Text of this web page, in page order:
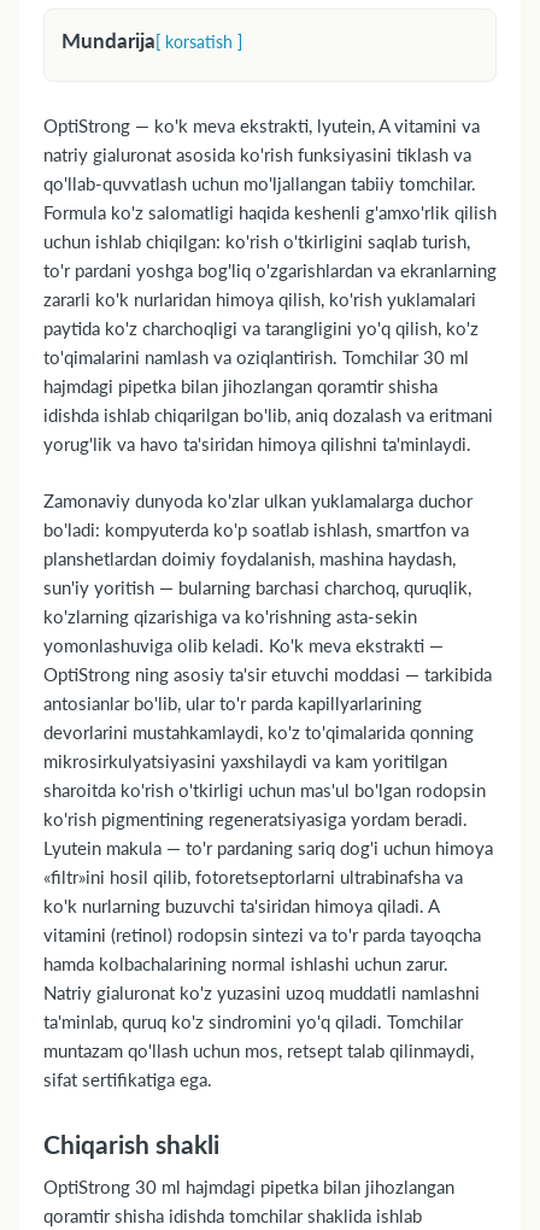
Mundarija[ korsatish ]
1. Chiqarish shakli
2. Farmakologik guruhi
3. Farmakodinamikasi va farmakokinetikasi
4. «OptiStrong»ni sotib olish, dorixonalarda
mavjudligi va narxlari
5. Qo'llash ko'rsatmalari
6. Qo'llashga qarshi ko'rsatmalar
7. Tarkibi
8. Qo'llash ko'rsatmasi va dozalar
9. Mumkin bo'lgan nojo'ya ta'sirlar
10. Afzalliklari
11. Dozadan oshish
13. Homiladorlik va emizish davrida qo'llash
14. Transport vositalarini boshqarish qobiliyatiga
ta'siri
15. Alkogol bilan muvofiqligi
16. Saqlash sharoitlari
17. Ekspertga TOP-5 savol
OptiStrong — ko'k meva ekstrakti, lyutein, A vitamini va
natriy gialuronat asosida ko'rish funksiyasini tiklash va
qo'llab-quvvatlash uchun mo'ljallangan tabiiy tomchilar.
Formula ko'z salomatligi haqida keshenli g'amxo'rlik qilish
uchun ishlab chiqilgan: ko'rish o'tkirligini saqlab turish,
to'r pardani yoshga bog'liq o'zgarishlardan va ekranlarning
zararli ko'k nurlaridan himoya qilish, ko'rish yuklamalari
paytida ko'z charchoqligi va tarangligini yo'q qilish, ko'z
to'qimalarini namlash va oziqlantirish. Tomchilar 30 ml
hajmdagi pipetka bilan jihozlangan qoramtir shisha
idishda ishlab chiqarilgan bo'lib, aniq dozalash va eritmani
yorug'lik va havo ta'siridan himoya qilishni ta'minlaydi.
Zamonaviy dunyoda ko'zlar ulkan yuklamalarga duchor
bo'ladi: kompyuterda ko'p soatlab ishlash, smartfon va
planshetlardan doimiy foydalanish, mashina haydash,
sun'iy yoritish — bularning barchasi charchoq, quruqlik,
ko'zlarning qizarishiga va ko'rishning asta-sekin
yomonlashuviga olib keladi. Ko'k meva ekstrakti —
OptiStrong ning asosiy ta'sir etuvchi moddasi — tarkibida
antosianlar bo'lib, ular to'r parda kapillyarlarining
devorlarini mustahkamlaydi, ko'z to'qimalarida qonning
mikrosirkulyatsiyasini yaxshilaydi va kam yoritilgan
sharoitda ko'rish o'tkirligi uchun mas'ul bo'lgan rodopsin
ko'rish pigmentining regeneratsiyasiga yordam beradi.
Lyutein makula — to'r pardaning sariq dog'i uchun himoya
«filtr»ini hosil qilib, fotoretseptorlarni ultrabinafsha va
ko'k nurlarning buzuvchi ta'siridan himoya qiladi. A
vitamini (retinol) rodopsin sintezi va to'r parda tayoqcha
hamda kolbachalarining normal ishlashi uchun zarur.
Natriy gialuronat ko'z yuzasini uzoq muddatli namlashni
ta'minlab, quruq ko'z sindromini yo'q qiladi. Tomchilar
muntazam qo'llash uchun mos, retsept talab qilinmaydi,
sifat sertifikatiga ega.
Chiqarish shakli
OptiStrong 30 ml hajmdagi pipetka bilan jihozlangan
qoramtir shisha idishda tomchilar shaklida ishlab